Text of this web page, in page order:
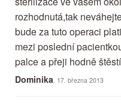
rozhodnutá,tak
bude za tuto operaci
mezi poslední
palce a přeji hodně
Dominika , 17. března 2013